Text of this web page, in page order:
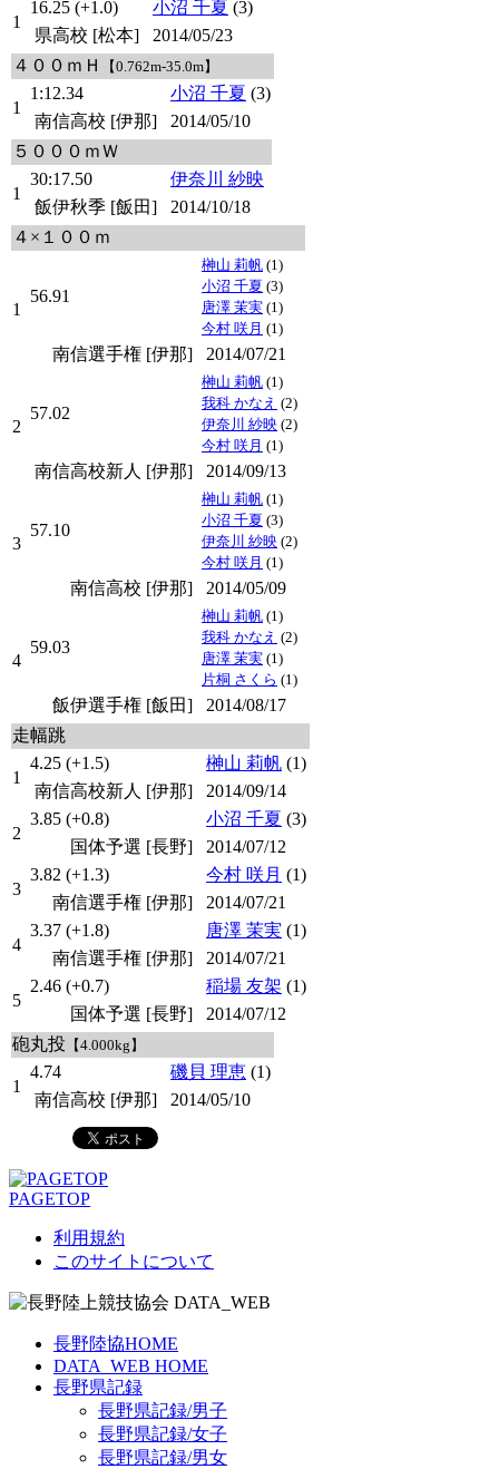
1
16.25 (+1.0) 小沼 千夏 (3)
県高校 [松本]
2014/05/23
４００ｍＨ
【0.762m-35.0m】
1
1:12.34 小沼 千夏 (3)
南信高校 [伊那]
2014/05/10
５０００ｍＷ
1
30:17.50
伊奈川 紗映
飯伊秋季 [飯田]
2014/10/18
４×１００ｍ
1
56.91
榊山 莉帆 (1)
小沼 千夏 (3)
唐澤 茉実 (1)
今村 咲月 (1)
南信選手権 [伊那] 2014/07/21
2
57.02
榊山 莉帆 (1)
我科 かなえ (2)
伊奈川 紗映 (2)
今村 咲月 (1)
南信高校新人 [伊那] 2014/09/13
3
57.10
榊山 莉帆 (1)
小沼 千夏 (3)
伊奈川 紗映 (2)
今村 咲月 (1)
南信高校 [伊那] 2014/05/09
4
59.03
榊山 莉帆 (1)
我科 かなえ (2)
唐澤 茉実 (1)
片桐 さくら (1)
飯伊選手権 [飯田]
2014/08/17
走幅跳
1
4.25 (+1.5) 榊山 莉帆 (1)
南信高校新人 [伊那]
2014/09/14
2
3.85 (+0.8) 小沼 千夏 (3)
国体予選 [長野]
2014/07/12
3
3.82 (+1.3) 今村 咲月 (1)
南信選手権 [伊那]
2014/07/21
4
3.37 (+1.8) 唐澤 茉実 (1)
南信選手権 [伊那]
2014/07/21
5
2.46 (+0.7) 稲場 友架 (1)
国体予選 [長野]
2014/07/12
砲丸投 【4.000kg】
1
4.74 磯貝 理恵 (1)
南信高校 [伊那]
2014/05/10
PAGETOP
利用規約
このサイトについて
長野陸協HOME
DATA_WEB HOME
長野県記録
長野県記録/男子
長野県記録/女子
長野県記録/男女